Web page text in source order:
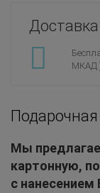
Доставка
МКАД
Подарочная
Мы
картонную,
с нанесением